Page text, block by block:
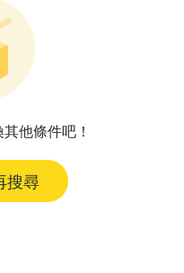
他條件吧！
搜尋